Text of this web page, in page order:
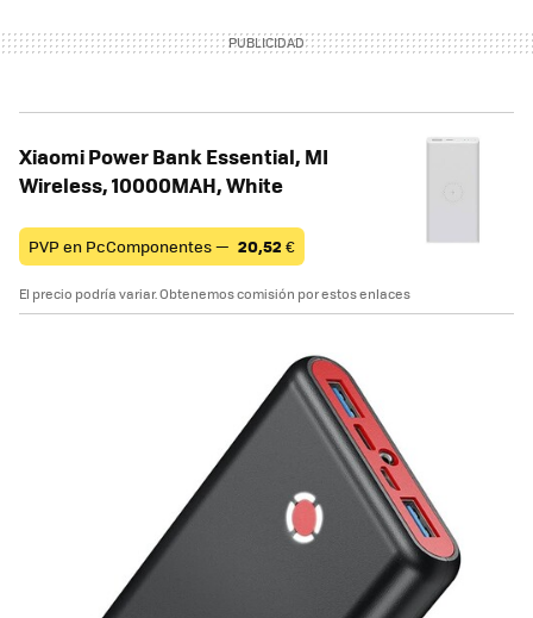
Xiaomi Power Bank Essential, MI
Wireless, 10000MAH, White
PVP en PcComponentes — 20,52 €
El precio podría variar. Obtenemos comisión por estos enlaces